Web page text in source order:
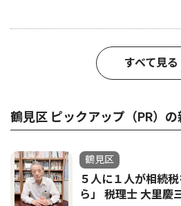
すべて見る
鶴見区 ピックアップ（PR）
鶴見区
５人に１人が相続
ら」 税理士 大里慶